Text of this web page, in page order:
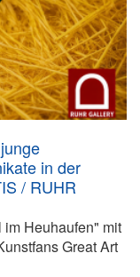
in der
/ RUHR
Heuhaufen" mit
Great Art